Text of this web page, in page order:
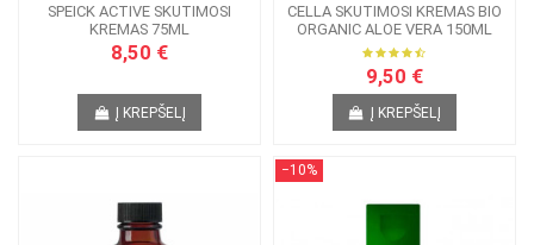
SPEICK ACTIVE SKUTIMOSI
KREMAS 75ML
8,50 €
Į KREPŠELĮ
CELLA SKUTIMOSI KREMAS BIO
ORGANIC ALOE VERA 150ML
9,50 €
Į KREPŠELĮ
−10%